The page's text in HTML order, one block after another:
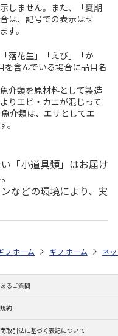
しません。また、「夏期
は、記号での表示はせ
す。
落花生」「えび」「か
を含んでいる場合に品目名
介類を原材料として製造
りエビ・カニが混じって
介類は、エサとしてエ
。
「小道具類」はお届け
などの環境により、実
特集 2026 お菓子・スイーツ
お中元・夏ギフト特集 2026
フトストア お中元・夏ギフト
ホーム ギフトストア お
ホーム ネ
るご質問
約
取引法に基づく表記について